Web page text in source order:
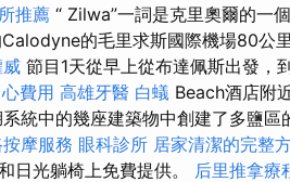
推薦 “ Zilwa”一詞是克里奧爾的一
的毛里求斯國際機場80公
節目1天從早上從布達佩斯出發，
費用 高雄牙醫 白蟻 Beach酒店附
統中的幾座建築物中創建了多鹽
摩服務 眼科診所 居家清潔的完整
日光躺椅上免費提供。
后里推拿療